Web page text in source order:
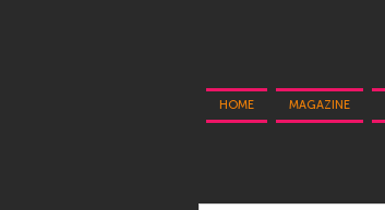
HOME MAGAZINE